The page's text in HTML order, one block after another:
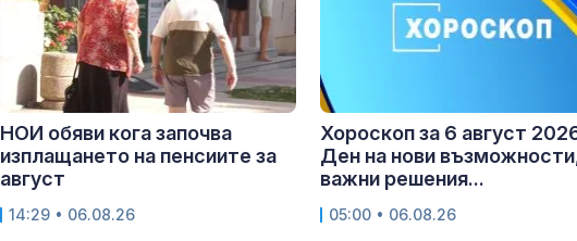
НОИ обяви кога започва
изплащането на пенсиите за
август
14:29 • 06.08.26
Хороскоп за 6 август
Ден на нови
важни решения...
05:00 • 06.08.26